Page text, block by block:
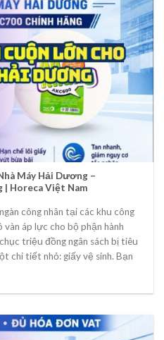
Máy Hải Dương –
| Horeca Việt Nam
công nhân tại các khu công
áp lực cho bộ phận hành
triệu đồng ngân sách bị tiêu
chi tiết nhỏ: giấy vệ sinh. Bạn